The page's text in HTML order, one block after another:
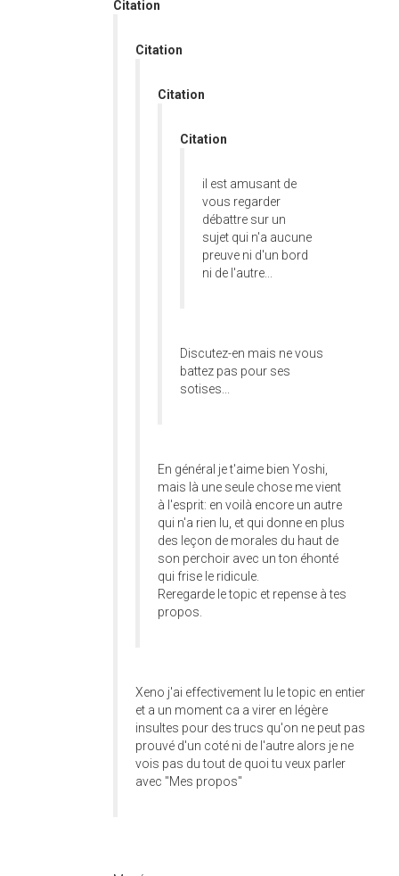
Citation
Citation
Citation
Citation
il est amusant de
vous regarder
débattre sur un
sujet qui n'a aucune
preuve ni d'un bord
ni de l'autre...
Discutez-en mais ne vous
battez pas pour ses
sotises...
En général je t'aime bien Yoshi,
mais là une seule chose me vient
à l'esprit: en voilà encore un autre
qui n'a rien lu, et qui donne en plus
des leçon de morales du haut de
son perchoir avec un ton éhonté
qui frise le ridicule.
Reregarde le topic et repense à tes
propos.
Xeno j'ai effectivement lu le topic en entier
et a un moment ca a virer en légère
insultes pour des trucs qu'on ne peut pas
prouvé d'un coté ni de l'autre alors je ne
vois pas du tout de quoi tu veux parler
avec "Mes propos"